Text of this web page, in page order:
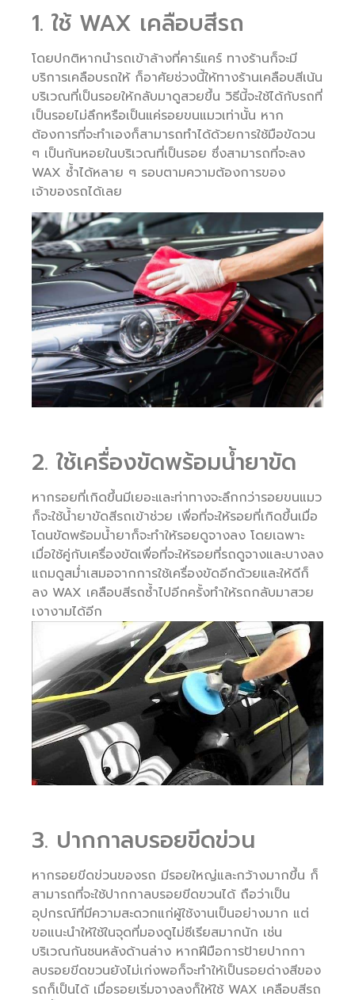
1. ใช้ WAX เคลือบสีรถ
โดยปกติหากนำรถเข้าล้างที่คาร์แคร์ ทางร้านก็จะมี
บริการเคลือบรถให้ ก็อาศัยช่วงนี้ให้ทางร้านเคลือบสีเน้น
บริเวณที่เป็นรอยให้กลับมาดูสวยขึ้น วิธีนี้จะใช้ได้กับรถที่
เป็นรอยไม่ลึกหรือเป็นแค่รอยขนแมวเท่านั้น หาก
ต้องการที่จะทำเองก็สามารถทำได้ด้วยการใช้มือขัดวน
ๆ เป็นก้นหอยในบริเวณที่เป็นรอย ซึ่งสามารถที่จะลง
WAX ซ้ำได้หลาย ๆ รอบตามความต้องการของ
เจ้าของรถได้เลย
2. ใช้เครื่องขัดพร้อมน้ำยาขัด
หากรอยที่เกิดขึ้นมีเยอะและท่าทางจะลึกกว่ารอยขนแมว
ก็จะใช้น้ำยาขัดสีรถเข้าช่วย เพื่อที่จะให้รอยที่เกิดขึ้นเมื่อ
โดนขัดพร้อมน้ำยาก็จะทำให้รอยดูจางลง โดยเฉพาะ
เมื่อใช้คู่กับเครื่องขัดเพื่อที่จะให้รอยที่รถดูจางและบางลง
แถมดูสม่ำเสมอจากการใช้เครื่องขัดอีกด้วยและให้ดีก็
ลง WAX เคลือบสีรถซ้ำไปอีกครั้งทำให้รถกลับมาสวย
เงางามได้อีก
3. ปากกาลบรอยขีดข่วน
หากรอยขีดข่วนของรถ มีรอยใหญ่และกว้างมากขึ้น ก็
สามารถที่จะใช้ปากกาลบรอยขีดขวนได้ ถือว่าเป็น
อุปกรณ์ที่มีความสะดวกแก่ผู้ใช้งานเป็นอย่างมาก แต่
ขอแนะนำให้ใช้ในจุดที่มองดูไม่ซีเรียสมากนัก เช่น
บริเวณกันชนหลังด้านล่าง หากฝีมือการป้ายปากกา
ลบรอยขีดขวนยังไม่เก่งพอก็จะทำให้เป็นรอยด่างสีของ
รถก็เป็นได้ เมื่อรอยเริ่มจางลงก็ให้ใช้ WAX เคลือบสีรถ